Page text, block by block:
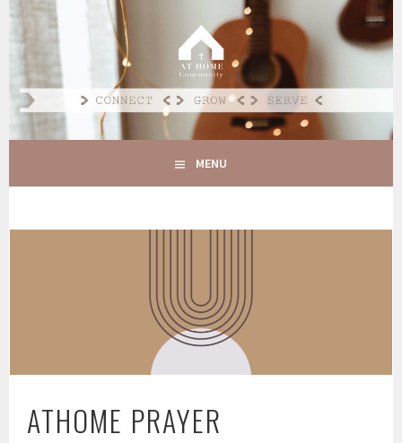
Spring
inhoud
AT HOME COMMUNITY
CONNECT GROW SERVE
MENU
ATHOME PRAYER